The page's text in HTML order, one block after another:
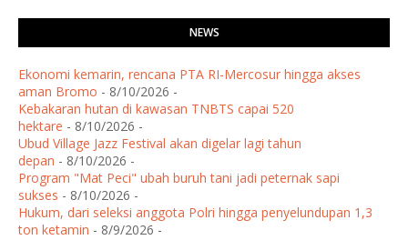
NEWS
Ekonomi kemarin, rencana PTA RI-Mercosur hingga akses
aman Bromo - 8/10/2026 -
Kebakaran hutan di kawasan TNBTS capai 520
hektare - 8/10/2026 -
Ubud Village Jazz Festival akan digelar lagi tahun
depan - 8/10/2026 -
Program "Mat Peci" ubah buruh tani jadi peternak sapi
sukses - 8/10/2026 -
Hukum, dari seleksi anggota Polri hingga penyelundupan 1,3
ton ketamin - 8/9/2026 -